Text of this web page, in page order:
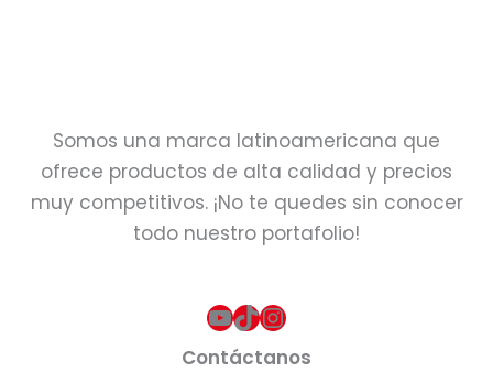
Somos una marca latinoamericana que
ofrece productos de alta calidad y precios
muy competitivos. ¡No te quedes sin conocer
todo nuestro portafolio!
YouTube
TikTok
Instagram
Contáctanos